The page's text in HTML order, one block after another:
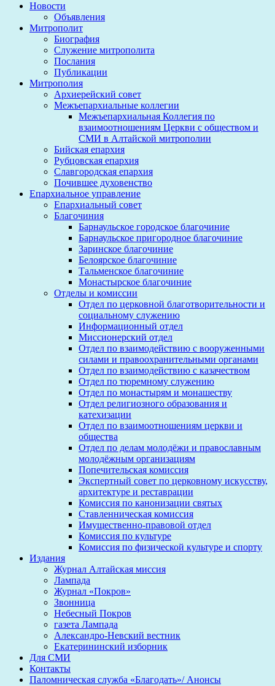
Новости
Объявления
Митрополит
Биография
Служение митрополита
Послания
Публикации
Митрополия
Архиерейский совет
Межъепархиальные коллегии
Межъепархиальная Коллегия по
взаимоотношениям Церкви с обществом и
СМИ в Алтайской митрополии
Бийская епархия
Рубцовская епархия
Славгородская епархия
Почившее духовенство
Епархиальное управление
Епархиальный совет
Благочиния
Барнаульское городское благочиние
Барнаульское пригородное благочиние
Заринское благочиние
Белоярское благочиние
Тальменское благочиние
Монастырское благочиние
Отделы и комиссии
Отдел по церковной благотворительности и
социальному служению
Информационный отдел
Миссионерский отдел
Отдел по взаимодействию с вооруженными
силами и правоохранительными органами
Отдел по взаимодействию с казачеством
Отдел по тюремному служению
Отдел по монастырям и монашеству
Отдел религиозного образования и
катехизации
Отдел по взаимоотношениям церкви и
общества
Отдел по делам молодёжи и православным
молодёжным организациям
Попечительская комиссия
Экспертный совет по церковному искусству,
архитектуре и реставрации
Комиссия по канонизации святых
Ставленническая комиссия
Имущественно-правовой отдел
Комиссия по культуре
Комиссия по физической культуре и спорту
Издания
Журнал Алтайская миссия
Лампада
Журнал «Покров»
Звонница
Небесный Покров
газета Лампада
Александро-Невский вестник
Екатерининский изборник
Для СМИ
Контакты
Паломническая служба «Благодать»/ Анонсы